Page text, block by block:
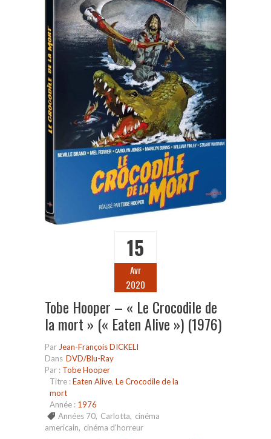
15
Avr
2020
Tobe Hooper – « Le Crocodile de
la mort » (« Eaten Alive ») (1976)
Par Jean-François DICKELI
Dans DVD/Blu-Ray
Par : Tobe Hooper
Titre :Eaten Alive, Le Crocodile de la
mort
Année : 1976
Années 70, Carlotta, cinéma
americain, cinéma d'horreur